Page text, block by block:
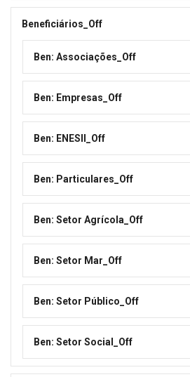
Beneficiários_Off
Ben: Associações_Off
Ben: Empresas_Off
Ben: ENESII_Off
Ben: Particulares_Off
Ben: Setor Agrícola_Off
Ben: Setor Mar_Off
Ben: Setor Público_Off
Ben: Setor Social_Off